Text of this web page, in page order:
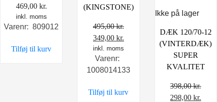
469,00 kr.
inkl. moms
Varenr: 809012
Tilføj til kurv
(KINGSTONE)
495,00kr.
Den
oprindelige
pris
var:
349,00 kr.
aktuelle
er:
inkl. moms
Varenr:
1008014133
Tilføj til kurv
Ikke på lager
DÆK 120/70-12
(VINTERDÆK)
SUPER
KVALITET
398,00kr.
Den
298,00kr.